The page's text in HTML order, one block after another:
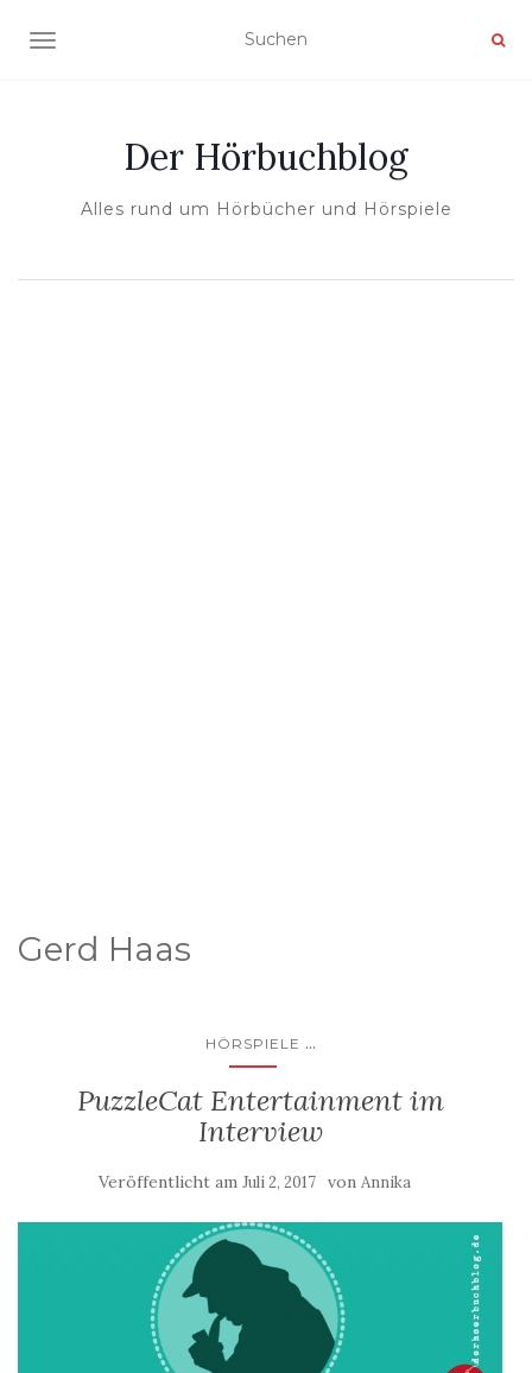
NAVIGATION UMSCHALTEN
Der Hörbuchblog
Alles rund um Hörbücher und Hörspiele
Gerd Haas
HÖRSPIELE ...
PuzzleCat Entertainment im
Interview
Veröffentlicht am Juli 2, 2017 von Annika